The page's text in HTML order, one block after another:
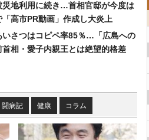
災地利用に続き…首相官邸が今度は
「高市PR動画」作成し大炎上
いさつはコピペ率85％…「広島への
相・愛子内親王とは絶望的格差
闘病記 健康 コラム